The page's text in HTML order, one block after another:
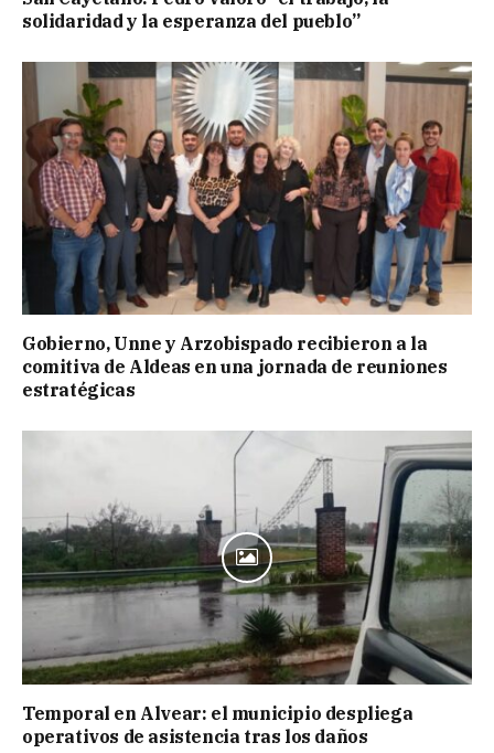
solidaridad y la esperanza del pueblo”
Gobierno, Unne y Arzobispado recibieron a la
comitiva de Aldeas en una jornada de reuniones
estratégicas
Temporal en Alvear: el municipio despliega
operativos de asistencia tras los daños